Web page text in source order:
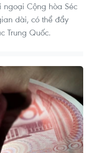
ngoại Cộng hòa Séc
dài, có thể đẩy
Trung Quốc.